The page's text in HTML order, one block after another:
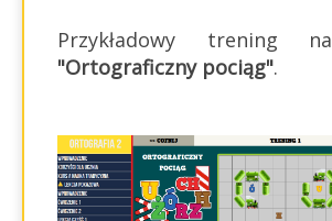
Przykładowy trening
"Ortograficzny pociąg".